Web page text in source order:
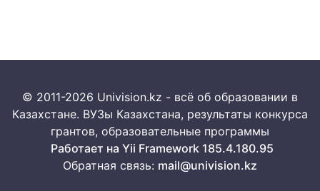
© 2011-2026 Univision.kz - всё об образовании в
Казахстане. ВУЗы Казахстана, результаты конкурса
грантов, образовательные программы
Работает на Yii Framework 185.4.180.95
Обратная связь: mail@univision.kz